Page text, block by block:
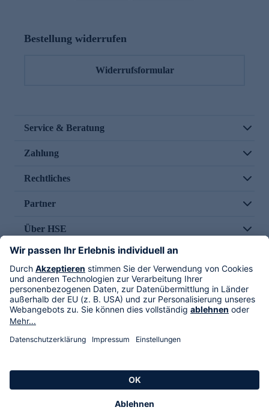
Bestellung widerrufen
Widerrufsformular
Service & Beratung
Zahlung
Rechtliches
Partner
Über HSE
Im TV
HSE International